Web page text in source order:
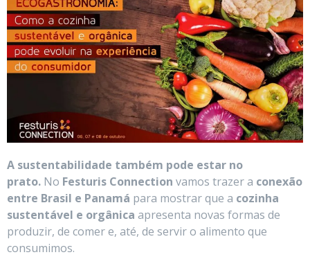
A sustentabilidade também pode estar no
prato. No Festuris Connection vamos trazer a conexão
entre Brasil e Panamá para mostrar que a cozinha
sustentável e orgânica apresenta novas formas de
produzir, de comer e, até, de servir o alimento que
consumimos.